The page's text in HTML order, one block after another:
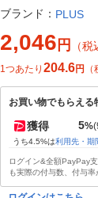
ブランド： PLUS
2,046 円 （税
1つあたり 204.6円
お買い物でもらえる
獲得 5%
うち4.5%は利用先・期
ログイン&全額PayPay
も実際の付与数、付与